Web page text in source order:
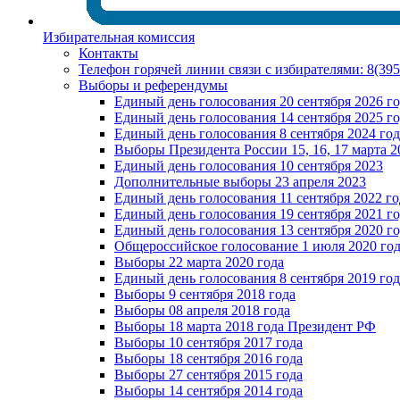
Избирательная комиссия
Контакты
Телефон горячей линии связи с избирателями:
Выборы и референдумы
Единый день голосования 20 сентября 2026
Единый день голосования 14 сентября 2025
Единый день голосования 8 сентября 2024
Выборы Президента России 15, 16, 17 марта
Единый день голосования 10 сентября 2023
Дополнительные выборы 23 апреля 2023
Единый день голосования 11 сентября 2022
Единый день голосования 19 сентября 2021
Единый день голосования 13 сентября 2020
Общероссийское голосование 1 июля 2020
Выборы 22 марта 2020 года
Единый день голосования 8 сентября 2019
Выборы 9 сентября 2018 года
Выборы 08 апреля 2018 года
Выборы 18 марта 2018 года Президент РФ
Выборы 10 сентября 2017 года
Выборы 18 сентября 2016 года
Выборы 27 сентября 2015 года
Выборы 14 сентября 2014 года